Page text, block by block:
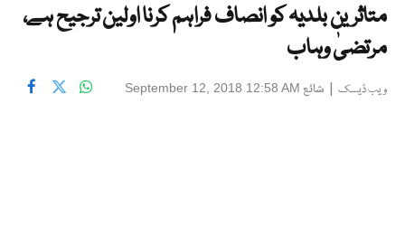
متاثرین بلدیہ کو انصاف فراہم کرنا اولین ترجیح ہے،
مرتضیٰ وہاب
ویب ڈیسک | شائع September 12, 2018 12:58 AM